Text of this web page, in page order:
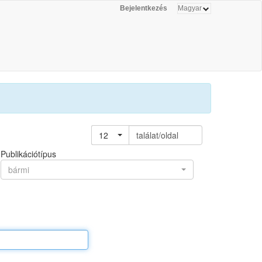
Bejelentkezés
12
találat/oldal
Publikációtípus
bármi